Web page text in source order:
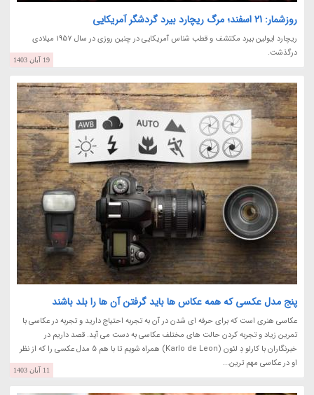
روزشمار: 21 اسفند؛ مرگ ریچارد بیرد گردشگر آمریکایی
ریچارد ایولین بیرد مکتشف و قطب شناس آمریکایی در چنین روزی در سال 1957 میلادی
درگذشت.
19 آبان 1403
پنج مدل عکسی که همه عکاس ها باید گرفتن آن ها را بلد باشند
عکاسی هنری است که برای حرفه ای شدن در آن به تجربه احتیاج دارید و تجربه در عکاسی با
تمرین زیاد و تجربه کردن حالت های مختلف عکاسی به دست می آید. قصد داریم در
خبرنگاران با کارلو دِ لئون (Karlo de Leon) همراه شویم تا با هم 5 مدل عکسی را که از نظر
او در عکاسی مهم ترین...
11 آبان 1403